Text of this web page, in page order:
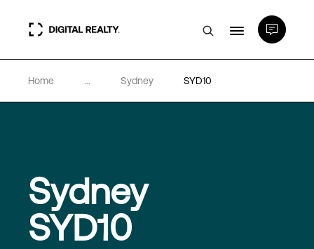
Centros de Datos
Partners
Experiencia y recursos
Home ... Sydney SYD10
Sydney
SYD10